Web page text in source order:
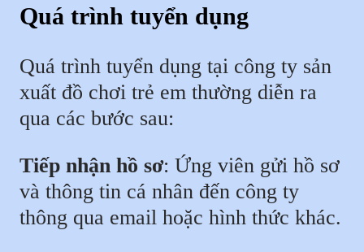
Quá trình tuyển dụng
Quá trình tuyển dụng tại công ty sản
xuất đồ chơi trẻ em thường diễn ra
qua các bước sau:
Tiếp nhận hồ sơ: Ứng viên gửi hồ sơ
và thông tin cá nhân đến công ty
thông qua email hoặc hình thức khác.